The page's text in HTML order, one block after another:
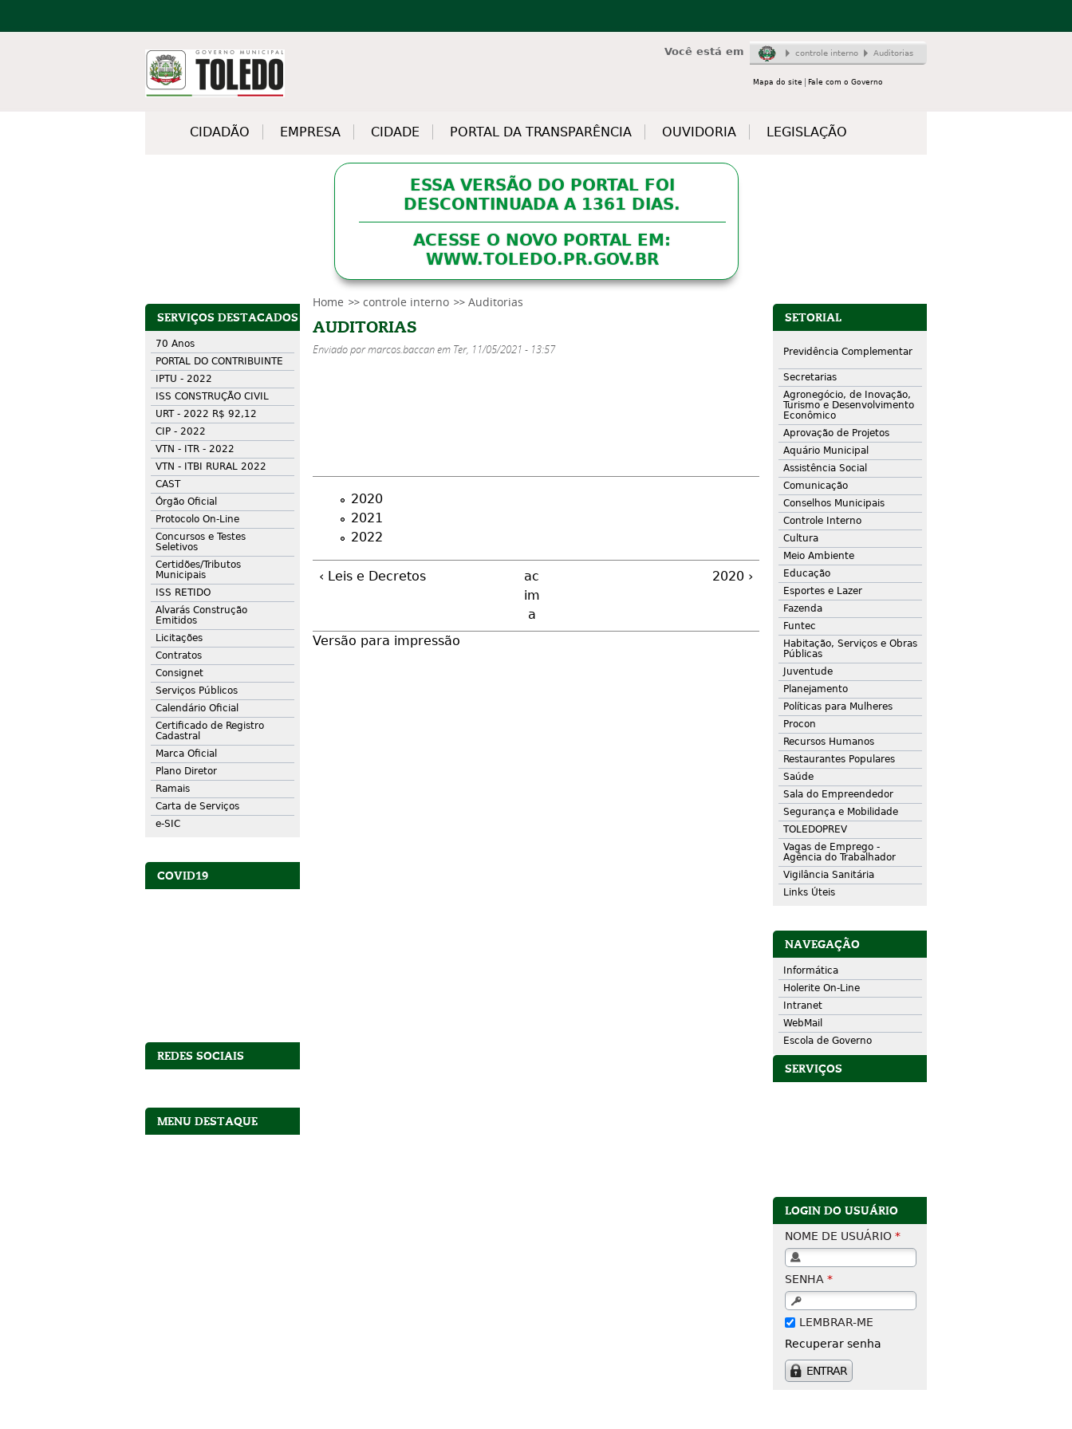
Você está em controle interno Auditorias
Mapa do site Fale com o Governo
CIDADÃO EMPRESA CIDADE PORTAL DA TRANSPARÊNCIA OUVIDORIA LEGISLAÇÃO
ESSA VERSÃO DO PORTAL FOI
DESCONTINUADA A 1361 DIAS.
ACESSE O NOVO PORTAL EM:
WWW.TOLEDO.PR.GOV.BR
Home controle interno Auditorias
AUDITORIAS
Enviado pormarcos.baccanem Ter, 11/05/2021 - 13:57
2020
2021
2022
‹ Leis e Decretos
ac
im
a
2020 ›
Versão para impressão
SERVIÇOS DESTACADOS
70 Anos
PORTAL DO CONTRIBUINTE
IPTU - 2022
ISS CONSTRUÇÃO CIVIL
URT - 2022 R$ 92,12
CIP - 2022
VTN - ITR - 2022
VTN - ITBI RURAL 2022
CAST
Órgão Oficial
Protocolo On-Line
Concursos e Testes
Seletivos
Certidões/Tributos
Municipais
ISS RETIDO
Alvarás Construção
Emitidos
Licitações
Contratos
Consignet
Serviços Públicos
Calendário Oficial
Certificado de Registro
Cadastral
Marca Oficial
Plano Diretor
Ramais
Carta de Serviços
e-SIC
COVID19
REDES SOCIAIS
MENU DESTAQUE
SETORIAL
Previdência Complementar
Secretarias
Agronegócio, de Inovação,
Turismo e Desenvolvimento
Econômico
Aprovação de Projetos
Aquário Municipal
Assistência Social
Comunicação
Conselhos Municipais
Controle Interno
Cultura
Meio Ambiente
Educação
Esportes e Lazer
Fazenda
Funtec
Habitação, Serviços e Obras
Públicas
Juventude
Planejamento
Políticas para Mulheres
Procon
Recursos Humanos
Restaurantes Populares
Saúde
Sala do Empreendedor
Segurança e Mobilidade
TOLEDOPREV
Vagas de Emprego -
Agência do Trabalhador
Vigilância Sanitária
Links Úteis
NAVEGAÇÃO
Informática
Holerite On-Line
Intranet
WebMail
Escola de Governo
SERVIÇOS
LOGIN DO USUÁRIO
NOME DE USUÁRIO *
SENHA *
LEMBRAR-ME
Recuperar senha